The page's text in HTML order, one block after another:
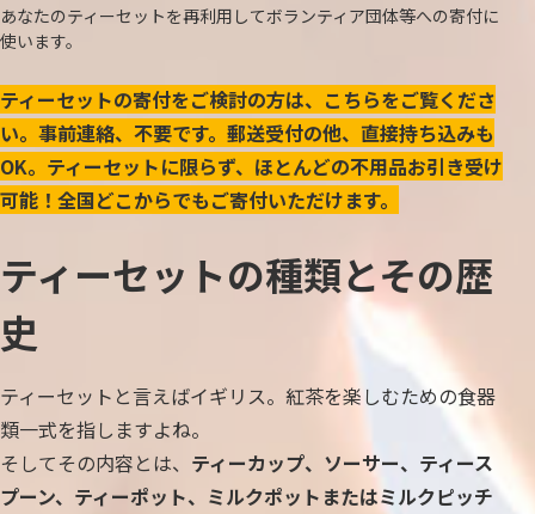
あなたのティーセットを再利用してボランティア団体等への寄付に
使います。
ティーセットの寄付をご検討の方は、こちらをご覧くださ
い。事前連絡、不要です。郵送受付の他、直接持ち込みも
OK。ティーセットに限らず、ほとんどの不用品お引き受け
可能！全国どこからでもご寄付いただけます。
ティーセットの種類とその歴
史
ティーセットと言えばイギリス。紅茶を楽しむための食器
類一式を指しますよね。
そしてその内容とは、 ティーカップ、ソーサー、ティース
プーン、ティーポット、ミルクポットまたはミルクピッチ